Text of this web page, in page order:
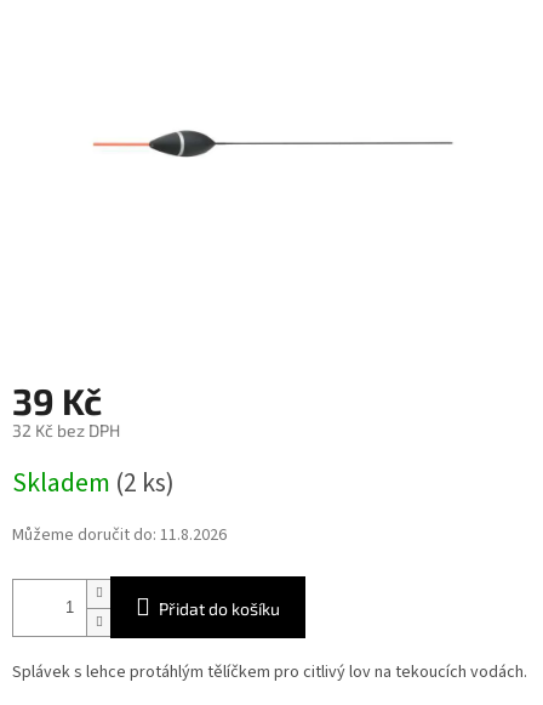
39 Kč
32 Kč bez DPH
cena:
Skladem (2 ks)
Můžeme doručit do: 11.8.2026
Přidat do košíku
Splávek s lehce protáhlým tělíčkem pro citlivý lov na tekoucích vodách.